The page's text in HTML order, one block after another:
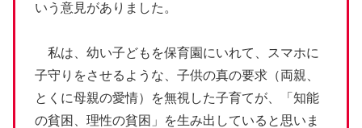
いう意見がありました。
私は、幼い子どもを保育園にいれて、スマホに
子守りをさせるような、子供の真の要求（両親、
とくに母親の愛情）を無視した子育てが、「知能
の貧困、理性の貧困」を生み出していると思いま